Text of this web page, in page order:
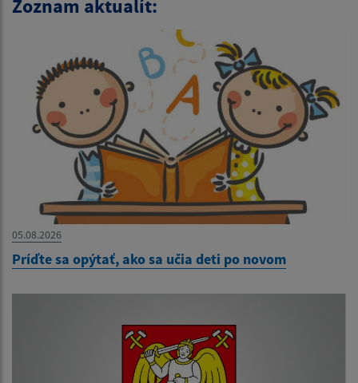
Zoznam aktualít:
05.08.2026
Príďte sa opýtať, ako sa učia deti po novom